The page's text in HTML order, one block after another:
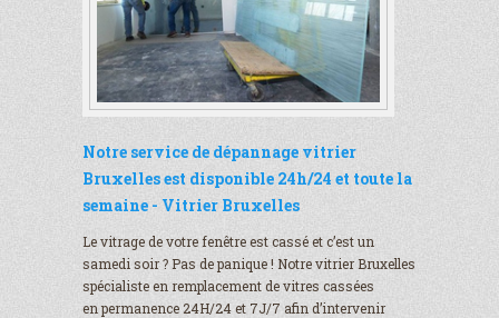
Notre service de dépannage vitrier
Bruxelles est disponible 24h/24 et toute la
semaine - Vitrier Bruxelles
Le vitrage de votre fenêtre est cassé et c’est un
samedi soir ? Pas de panique ! Notre vitrier Bruxelles
spécialiste en remplacement de vitres cassées
en permanence 24H/24 et 7J/7 afin d’intervenir